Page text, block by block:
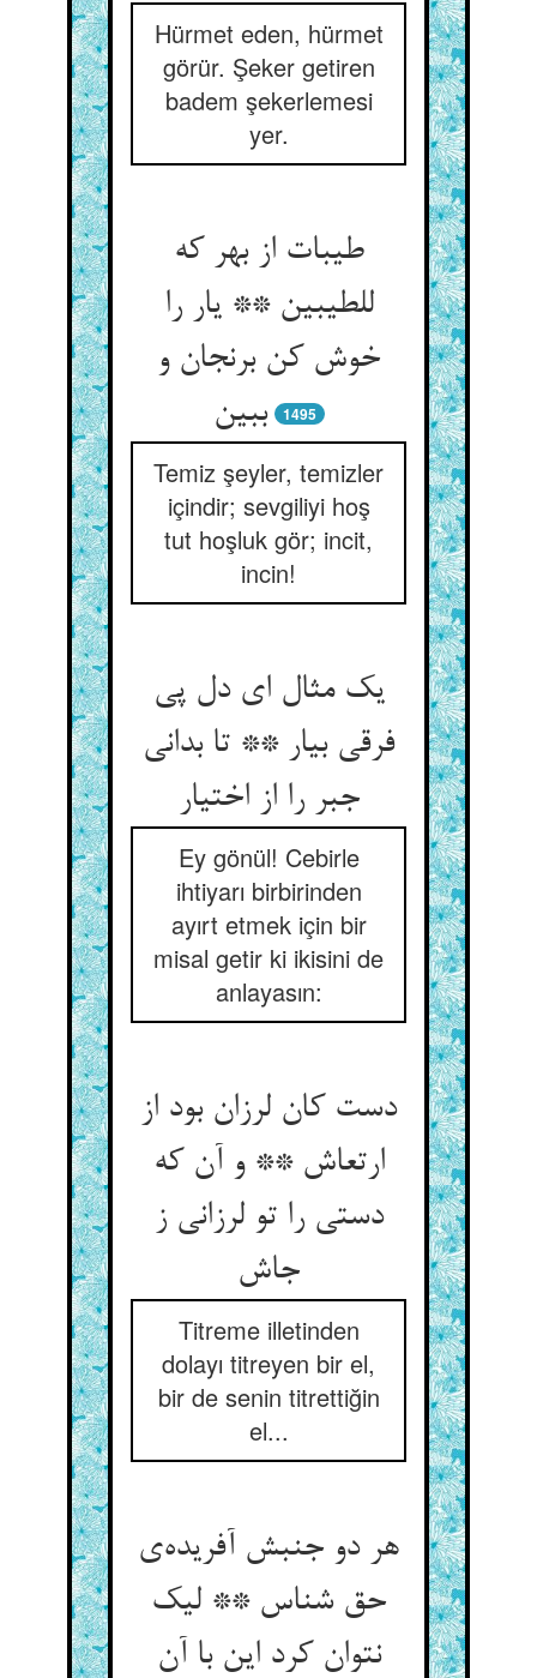
Hürmet eden, hürmet
görür. Şeker getiren
badem şekerlemesi
yer.
طیبات از بهر که
للطیبین ** یار را
خوش کن برنجان و
ببین‌‌
1495
Temiz şeyler, temizler
içindir; sevgiliyi hoş
tut hoşluk gör; incit,
incin!
یک مثال ای دل پی
فرقی بیار ** تا بدانی
جبر را از اختیار
Ey gönül! Cebirle
ihtiyarı birbirinden
ayırt etmek için bir
misal getir ki ikisini de
anlayasın:
دست کان لرزان بود از
ارتعاش ** و آن که
دستی را تو لرزانی ز
Titreme illetinden
dolayı titreyen bir el,
bir de senin titrettiğin
el...
هر دو جنبش آفریده‌‌ی
حق شناس ** لیک
نتوان کرد این با آن